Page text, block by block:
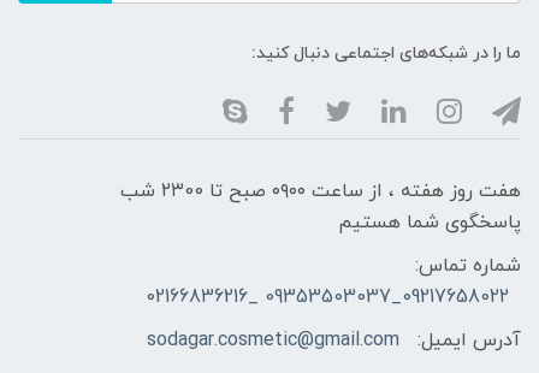
ما را در شبکه‌های اجتماعی دنبال کنید:
هفت روز هفته ، از ساعت ۰۹۰۰ صبح تا ۲۳00 شب
پاسخگوی شما هستیم
شماره تماس:
09217658022_09353503037 _02166836216
آدرس ایمیل:
sodagar.cosmetic@gmail.com